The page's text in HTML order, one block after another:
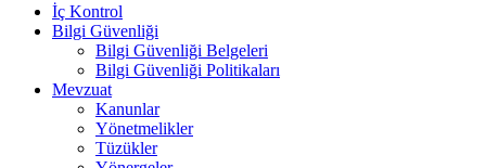
İç Kontrol
Bilgi Güvenliği
Bilgi Güvenliği Belgeleri
Bilgi Güvenliği Politikaları
Mevzuat
Kanunlar
Yönetmelikler
Tüzükler